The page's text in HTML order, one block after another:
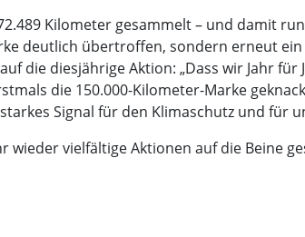
Kilometer gesammelt – und damit
deutlich übertroffen, sondern erneut
die diesjährige Aktion: „Dass wir Jahr für
die 150.000-Kilometer-Marke
Signal für den Klimaschutz und für
wieder vielfältige Aktionen auf die Beine